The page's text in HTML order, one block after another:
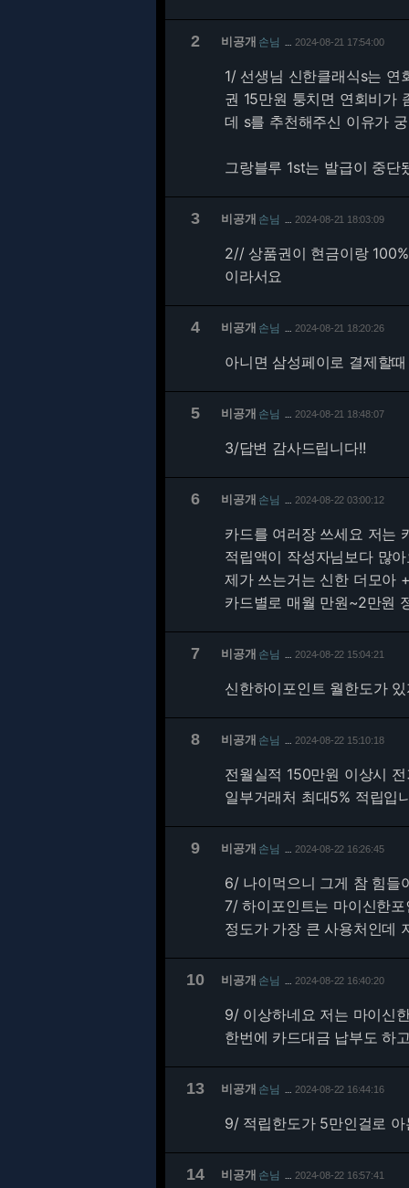
2 비공개 손님 2024-08-21 17:54:00
1/선생님 신한클래식s는 연
권 15만원 퉁치면 연회비가
데 s를 추천해주신 이유가
그랑블루 1st는 발급이 중단
3 비공개 손님 2024-08-21 18:03:09
2// 상품권이 현금이랑
이라서요
4 비공개 손님 2024-08-21 18:20:26
아니면 삼성페이로 결제할
5 비공개 손님 2024-08-21 18:48:07
3/답변 감사드립니다!!
6 비공개 손님 2024-08-22 03:00:12
카드를 여러장 쓰세요 저는
적립액이 작성자님보다 많
제가 쓰는거는 신한 더모아
카드별로 매월 만원~2만원
7 비공개 손님 2024-08-22 15:04:21
신한하이포인트 월한도가
8 비공개 손님 2024-08-22 15:10:18
전월실적 150만원 이상시
일부거래처 최대5% 적립입
9 비공개 손님 2024-08-22 16:26:45
6/나이먹으니 그게 참 힘들
7/ 하이포인트는 마이신한
정도가 가장 큰 사용처인데
10 비공개 손님 2024-08-22 16:40:20
9/이상하네요 저는 마이신
한번에 카드대금 납부도 하
13 비공개 손님 2024-08-22 16:44:16
9/적립한도가 5만인걸로
14 비공개 손님 2024-08-22 16:57:41